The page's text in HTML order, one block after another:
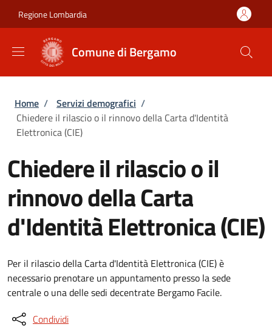
Regione Lombardia
Comune di Bergamo
Briciole di pane
Home / Servizi demografici /
Chiedere il rilascio o il rinnovo della Carta d'Identità
Elettronica (CIE)
Chiedere il rilascio o il
rinnovo della Carta
d'Identità Elettronica (CIE)
Per il rilascio della Carta d'Identità Elettronica (CIE) è
necessario prenotare un appuntamento presso la sede
centrale o una delle sedi decentrate Bergamo Facile.
Condividi